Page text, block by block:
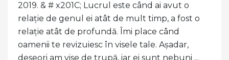
2019. & # x201C; Lucrul este când ai avut o
relație de genul ei atât de mult timp, a fost o
relație atât de profundă. Îmi place când
oamenii te revizuiesc în visele tale. Așadar,
deseori am vise de trupă, iar ei sunt nebuni ...